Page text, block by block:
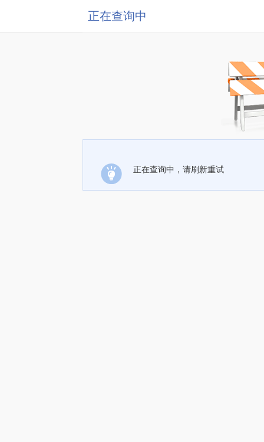
正在查询中
正在查询中，请刷新重试